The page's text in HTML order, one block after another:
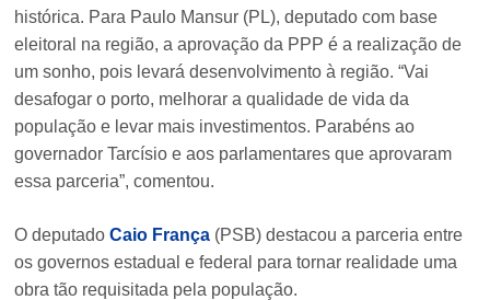
histórica. Para Paulo Mansur (PL), deputado com base
eleitoral na região, a aprovação da PPP é a realização de
um sonho, pois levará desenvolvimento à região. “Vai
desafogar o porto, melhorar a qualidade de vida da
população e levar mais investimentos. Parabéns ao
governador Tarcísio e aos parlamentares que aprovaram
essa parceria”, comentou.
O deputadoCaio França (PSB) destacou a parceria entre
os governos estadual e federal para tornar realidade uma
obra tão requisitada pela população.